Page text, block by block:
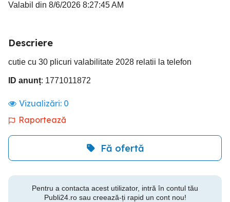
Valabil din 8/6/2026 8:27:45 AM
Descriere
cutie cu 30 plicuri valabilitate 2028 relatii la telefon
ID anunț: 1771011872
Vizualizări: 0
Raportează
Fă ofertă
Pentru a contacta acest utilizator, intră în contul tău
Publi24.ro sau creează-ți rapid un cont nou!